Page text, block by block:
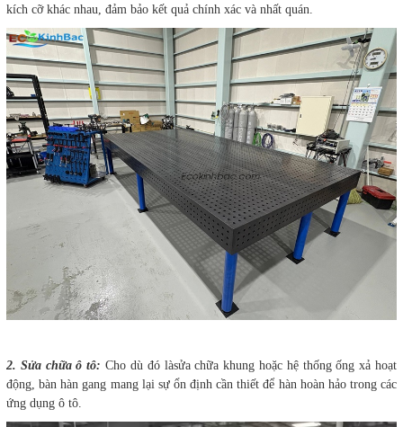
kích cỡ khác nhau, đảm bảo kết quả chính xác và nhất quán.
2. Sửa chữa ô tô: Cho dù đó làsửa chữa khung hoặc hệ thống ống xả hoạt
động, bàn hàn gang mang lại sự ổn định cần thiết để hàn hoàn hảo trong các
ứng dụng ô tô.